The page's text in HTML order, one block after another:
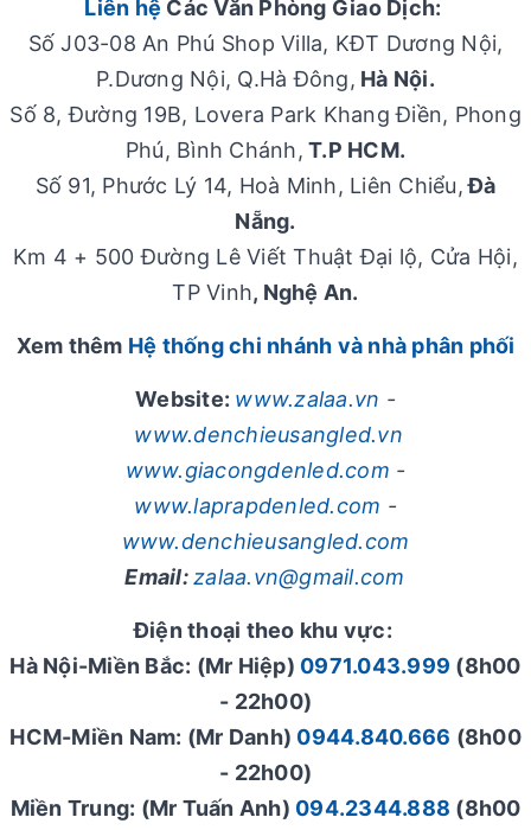
Liên hệ Các Văn Phòng Giao Dịch:
Số J03-08 An Phú Shop Villa, KĐT Dương Nội,
P.Dương Nội, Q.Hà Đông, Hà Nội.
Số 8, Đường 19B, Lovera Park Khang Điền, Phong
Phú, Bình Chánh, T.P HCM.
Số 91, Phước Lý 14, Hoà Minh, Liên Chiểu,Đà
Nẵng.
Km 4 + 500 Đường Lê Viết Thuật Đại lộ, Cửa Hội,
TP Vinh, Nghệ An.
Xem thêm Hệ thống chi nhánh và nhà phân phối
Website: www.zalaa.vn -
www.denchieusangled.vn
www.giacongdenled.com -
www.laprapdenled.com -
www.denchieusangled.com
Email:zalaa.vn@gmail.com
Điện thoại theo khu vực:
Hà Nội-Miền Bắc: (Mr Hiệp) 0971.043.999 (8h00
- 22h00)
HCM-Miền Nam: (Mr Danh) 0944.840.666 (8h00
- 22h00)
Miền Trung: (Mr Tuấn Anh) 094.2344.888 (8h00